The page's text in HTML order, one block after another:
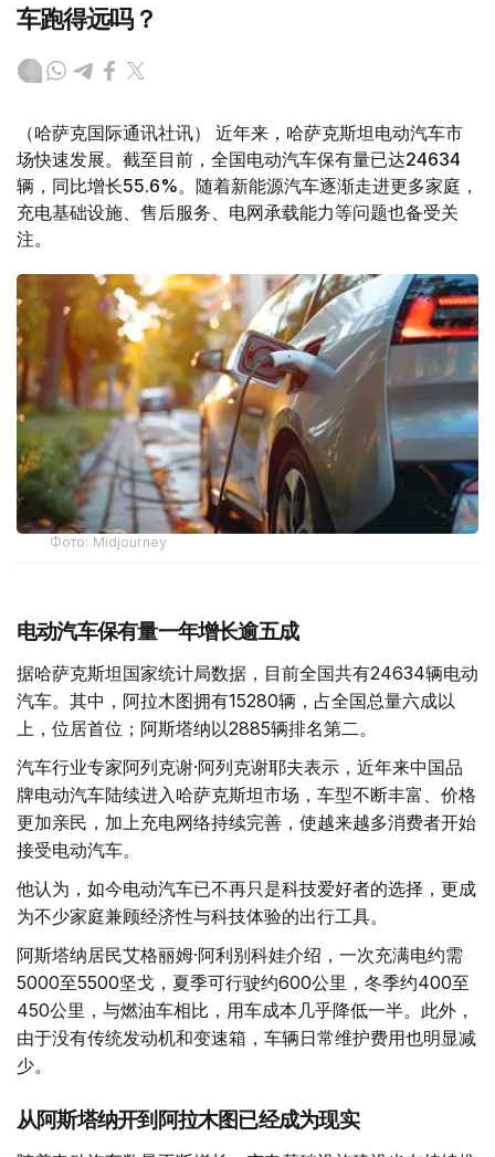
车跑得远吗？
（哈萨克国际通讯社讯） 近年来，哈萨克斯坦电动汽车市
场快速发展。截至目前，全国电动汽车保有量已达24634
辆，同比增长55.6%。随着新能源汽车逐渐走进更多家庭，
充电基础设施、售后服务、电网承载能力等问题也备受关
注。
Фото: Midjourney
电动汽车保有量一年增长逾五成
据哈萨克斯坦国家统计局数据，目前全国共有24634辆电动
汽车。其中，阿拉木图拥有15280辆，占全国总量六成以
上，位居首位；阿斯塔纳以2885辆排名第二。
汽车行业专家阿列克谢·阿列克谢耶夫表示，近年来中国品
牌电动汽车陆续进入哈萨克斯坦市场，车型不断丰富、价格
更加亲民，加上充电网络持续完善，使越来越多消费者开始
接受电动汽车。
他认为，如今电动汽车已不再只是科技爱好者的选择，更成
为不少家庭兼顾经济性与科技体验的出行工具。
阿斯塔纳居民艾格丽姆·阿利别科娃介绍，一次充满电约需
5000至5500坚戈，夏季可行驶约600公里，冬季约400至
450公里，与燃油车相比，用车成本几乎降低一半。此外，
由于没有传统发动机和变速箱，车辆日常维护费用也明显减
少。
从阿斯塔纳开到阿拉木图已经成为现实